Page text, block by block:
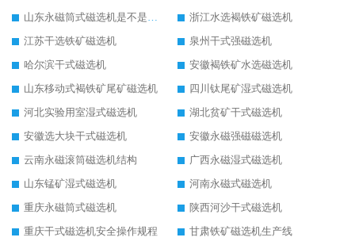
浙江水选褐铁矿磁选机
江苏干选铁矿磁选机
泉州干式强磁选机
哈尔滨干式磁选机
安徽褐铁矿水选磁选机
山东移动式褐铁矿尾矿磁选机
四川钛尾矿湿式磁选机
河北实验用室湿式磁选机
湖北贫矿干式磁选机
安徽选大块干式磁选机
安徽永磁强磁磁选机
云南永磁滚筒磁选机结构
广西永磁湿式磁选机
山东锰矿湿式磁选机
河南永磁式磁选机
重庆永磁筒式磁选机
陕西河沙干式磁选机
重庆干式磁选机安全操作规程
甘肃铁矿磁选机生产线